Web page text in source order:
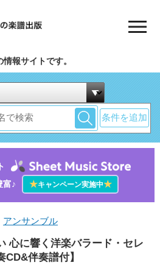
報サイトです。
条件を追加
富♪
★キャンペーン実施中★
アンサンブル
心に響く洋楽バラード・セレ
伴奏譜付】